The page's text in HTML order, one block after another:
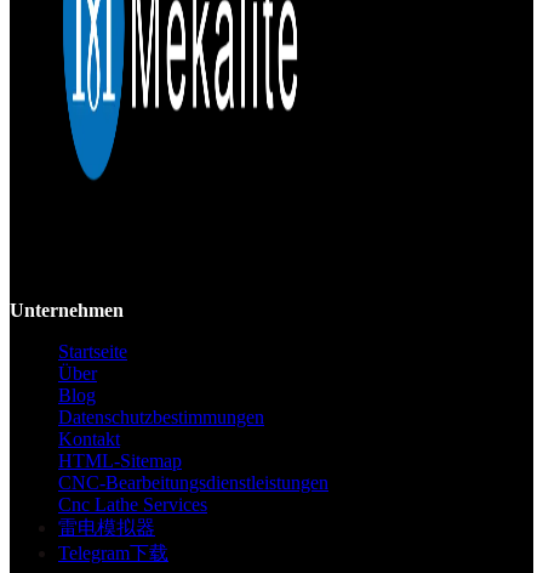
Unternehmen
Startseite
Über
Blog
Datenschutzbestimmungen
Kontakt
HTML-Sitemap
CNC-Bearbeitungsdienstleistungen
Cnc Lathe Services
雷电模拟器
Telegram下载